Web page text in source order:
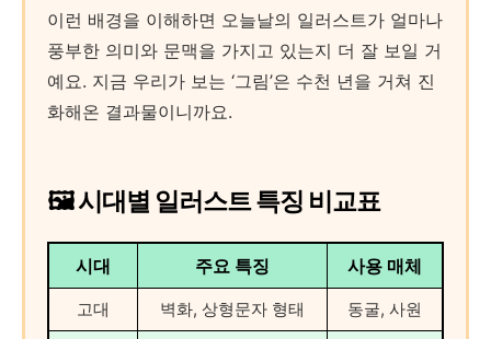
이런 배경을 이해하면 오늘날의 일러스트가 얼마나
풍부한 의미와 문맥을 가지고 있는지 더 잘 보일 거
예요. 지금 우리가 보는 ‘그림’은 수천 년을 거쳐 진
화해온 결과물이니까요.
🖼️ 시대별 일러스트 특징 비교표
시대 주요 특징 사용 매체
고대 벽화, 상형문자 형태 동굴, 사원